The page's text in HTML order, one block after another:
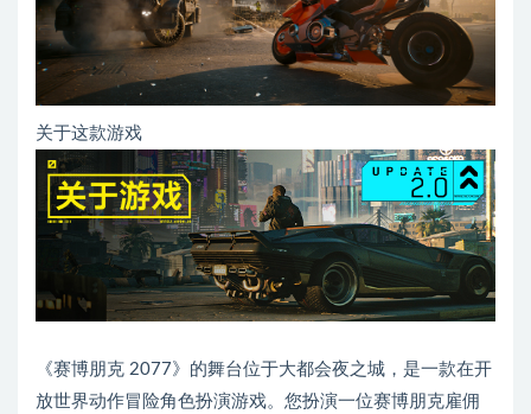
关于这款游戏
《赛博朋克 2077》的舞台位于大都会夜之城，是一款在开
放世界动作冒险角色扮演游戏。您扮演一位赛博朋克雇佣